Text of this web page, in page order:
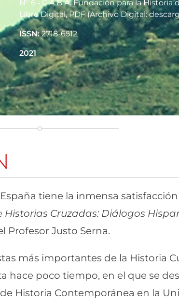
Nº 6 ‑ C.A.B.A, Fundación para la Historia
Libro Digital, PDF (Archivo Digital:
ISSN:2718-6512
2021
tiene la inmensa
Historias Cruzadas: Diálogos
Profesor Justo Serna.
más importantes de la Historia
hace poco tiempo, en el que se
Historia Contemporánea en la